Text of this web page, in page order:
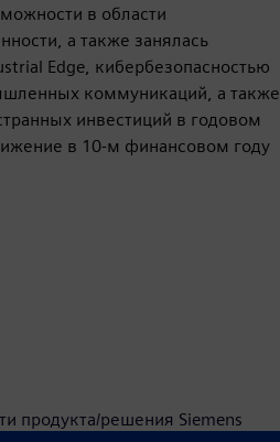
в области
а также занялась
Edge, кибербезопасностью
коммуникаций, а также
инвестиций в годовом
в 10-м финансовом году
продукта/решения Siemens